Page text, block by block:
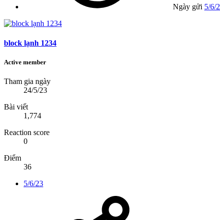
Ngày gửi 5/6/
block lạnh 1234
Active member
Tham gia ngày
24/5/23
Bài viết
1,774
Reaction score
0
Điểm
36
5/6/23